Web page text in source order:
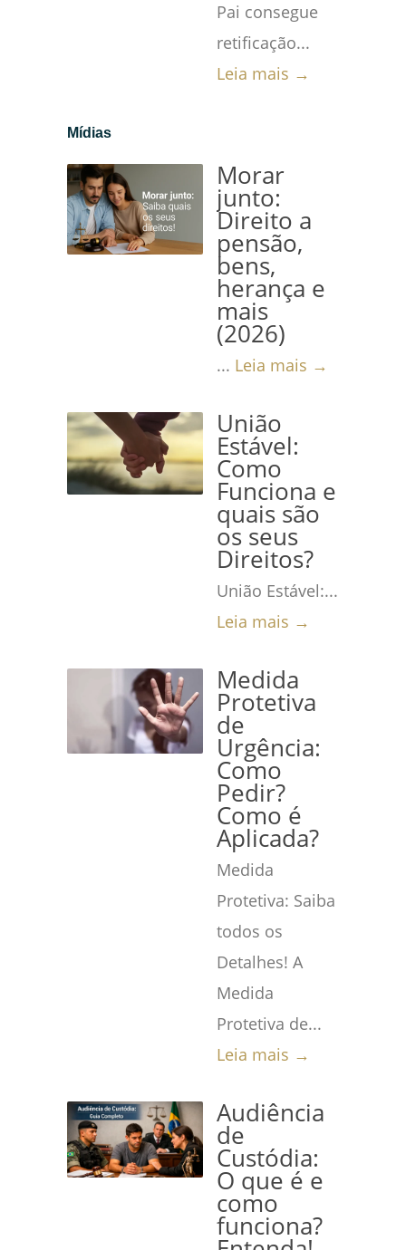
Pai consegue
retificação...
Leia mais →
Mídias
Morar
junto:
Direito a
pensão,
bens,
herança e
mais
(2026)
... Leia mais →
União
Estável:
Como
Funciona e
quais são
os seus
Direitos?
União Estável:...
Leia mais →
Medida
Protetiva
de
Urgência:
Como
Pedir?
Como é
Aplicada?
Medida
Protetiva: Saiba
todos os
Detalhes! A
Medida
Protetiva de...
Leia mais →
Audiência
de
Custódia:
O que é e
como
funciona?